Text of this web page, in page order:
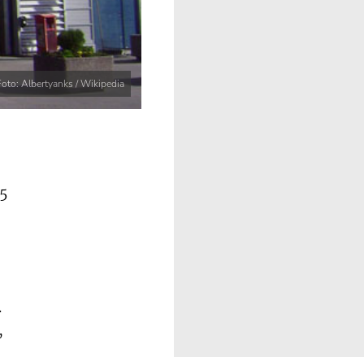
Albertyanks / Wikipedia